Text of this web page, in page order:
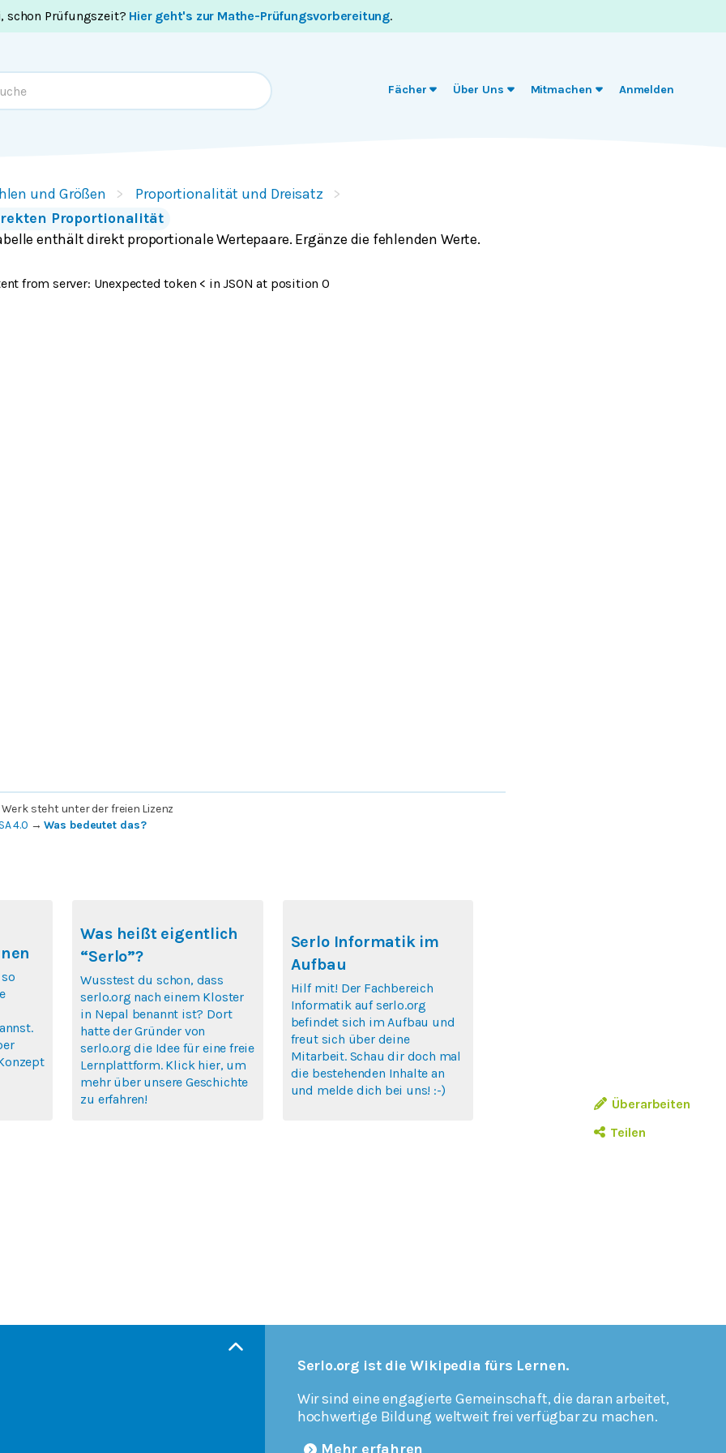
schon Prüfungszeit? Hier geht's zur Mathe-Prüfungsvorbereitung.
Fächer Über Uns Mitmachen Anmelden
und Größen
Proportionalität und Dreisatz
Proportionalität
enthält direkt proportionale Wertepaare. Ergänze die fehlenden Werte.
from server: Unexpected token < in JSON at position 0
Überarbeiten
Teilen
Werk steht unter der freien Lizenz
4.0 →Was bedeutet das?
Was heißt eigentlich
“Serlo”?
Wusstest du schon, dass
serlo.org nach einem Kloster
in Nepal benannt ist? Dort
hatte der Gründer von
serlo.org die Idee für eine freie
Lernplattform. Klick hier, um
mehr über unsere Geschichte
zu erfahren!
Serlo Informatik im
Aufbau
Hilf mit! Der Fachbereich
Informatik auf serlo.org
befindet sich im Aufbau und
freut sich über deine
Mitarbeit. Schau dir doch mal
die bestehenden Inhalte an
und melde dich bei uns! :-)
Serlo.org ist die Wikipedia fürs Lernen.
Wir sind eine engagierte Gemeinschaft, die daran arbeitet,
hochwertige Bildung weltweit frei verfügbar zu machen.
Mehr erfahren